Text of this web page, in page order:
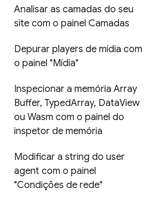
Analisar as camadas do seu
site com o painel Camadas
Depurar players de mídia com
o painel "Mídia"
Inspecionar a memória Array
Buffer, TypedArray, DataView
ou Wasm com o painel do
inspetor de memória
Modificar a string do user
agent com o painel
"Condições de rede"